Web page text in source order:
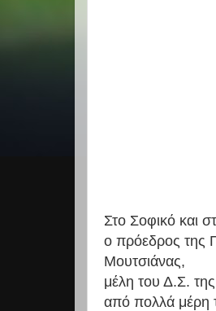
Στο Σοφικό και
ο πρόεδρος της
Μουτσιάνας,
μέλη του Δ.Σ.
από πολλά μέρη